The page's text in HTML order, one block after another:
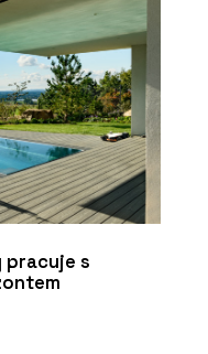
pracuje s